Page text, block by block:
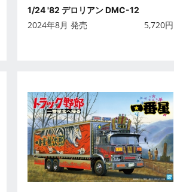
1/24 '82 デロリアン DMC-12
2024年8月 発売 5,720円